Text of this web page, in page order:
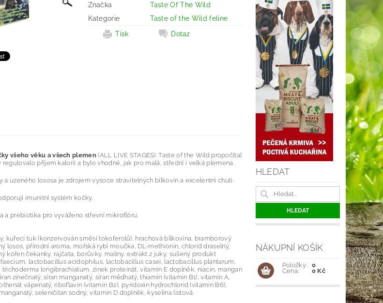
Značka
Taste Of The Wild
Kategorie
Taste of the Wild feline
Tisk
Dotaz
všeho věku a všech plemen (ALL LIVE STAGES). Taste of the Wild propočítal
příjem kalorií a bylo vhodné, jak pro malá, střední i velká plemena.
a uzeného lososa je zdrojem vysoce stravitelných bílkovin a excelentní chuti.
imunitní systém kočky.
a prebiotika pro vyváženo střevní mikroflóru.
kuřecí tuk (konzervován směsí tokoferolů), hrachová bílkovina, bramborový
losos, přírodní aroma, mořská rybí moučka, DL-methionin, chlorid draselný,
kořen čekanky, rajčata, borůvky, maliny, extrakt z juky, sušený produkt
lactobacillus acidophilus, lactobacillus casei, lactobacillus plantarum,
longibrachiatum, zinek proteinát, vitamin E doplněk, niacin, mangan
zinečnatý, síran manganatý, síran měďnatý, thiamin (vitamin B1), vitamin A,
vápenatý, riboflavin (vitamin B2), pyridoxin hydrochlorid (vitamin B6),
seleničitan sodný, vitamin D doplněk, kyselina listová.
HLEDAT
NÁKUPNÍ KOŠÍK
Položky:
Cena:
0
0 Kč